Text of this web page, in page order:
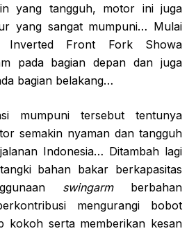
yang tangguh, motor ini juga
yang sangat mumpuni… Mulai
Inverted Front Fork Showa
pada bagian depan dan juga
bagian belakang…
mumpuni tersebut tentunya
semakin nyaman dan tangguh
Indonesia… Ditambah lagi
bahan bakar berkapasitas
swingarmberbahan
mengurangi bobot
kokoh serta memberikan kesan